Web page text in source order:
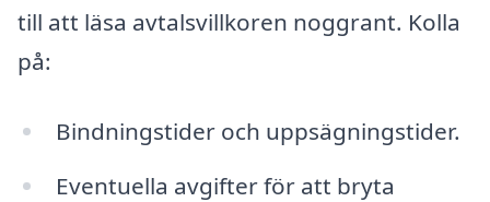
till att läsa avtalsvillkoren noggrant. Kolla
på:
Bindningstider och uppsägningstider.
Eventuella avgifter för att bryta